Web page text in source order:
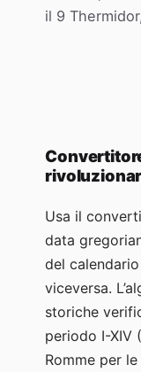
il 9
Usa il
data
del
viceversa.
storiche
periodo I-XIV
Romme per